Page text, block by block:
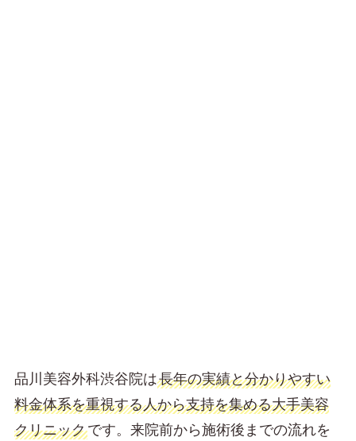
品川美容外科渋谷院は長年の実績と分かりやすい
料金体系を重視する人から支持を集める大手美容
クリニックです。来院前から施術後までの流れを